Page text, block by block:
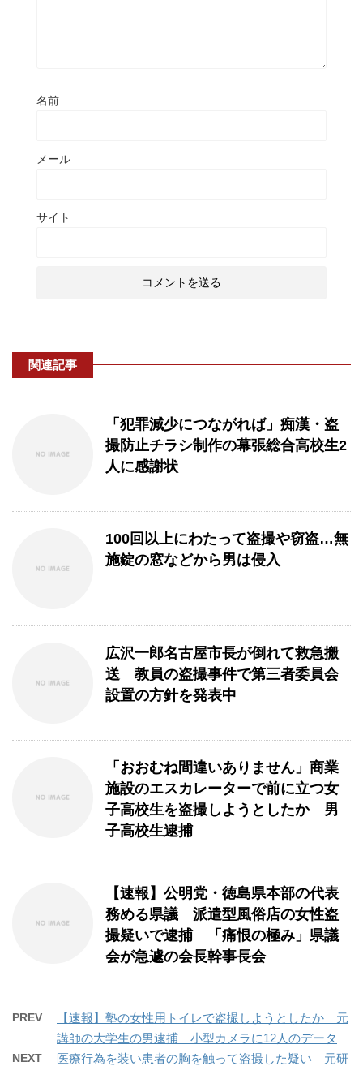
名前
メール
サイト
関連記事
「犯罪減少につながれば」痴漢・盗
撮防止チラシ制作の幕張総合高校生2
人に感謝状
100回以上にわたって盗撮や窃盗…無
施錠の窓などから男は侵入
広沢一郎名古屋市長が倒れて救急搬
送 教員の盗撮事件で第三者委員会
設置の方針を発表中
「おおむね間違いありません」商業
施設のエスカレーターで前に立つ女
子高校生を盗撮しようとしたか 男
子高校生逮捕
【速報】公明党・徳島県本部の代表
務める県議 派遣型風俗店の女性盗
撮疑いで逮捕 「痛恨の極み」県議
会が急遽の会長幹事長会
PREV
【速報】塾の女性用トイレで盗撮しようとしたか 元
講師の大学生の男逮捕 小型カメラに12人のデータ
NEXT
医療行為を装い患者の胸を触って盗撮した疑い 元研